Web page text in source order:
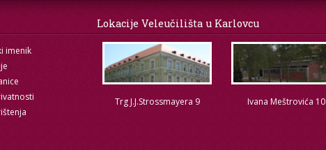
imenik
Lokacije Veleučilišta u Karlovcu
Trg J.J.Strossmayera 9 Ivana Meštrovića 10